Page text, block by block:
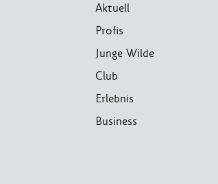
Aktuell
Profis
Junge Wilde
Club
Erlebnis
Business